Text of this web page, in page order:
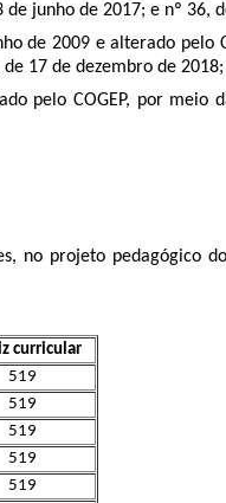
junho de 2017; e nº 36,
de 2009 e alterado pelo
17 de dezembro de 2018;
pelo COGEP, por meio
no projeto pedagógico
curricular
519
519
519
519
519